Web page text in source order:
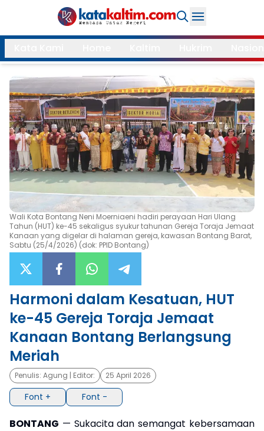
Daerah
Kukar
Samarinda
Bontang
Balikpapan
Kubar
Kutim
PPU
Mahulu
Paser
Berau
More
Internasional
Feature
Gaya
Hidup
×
Search
Wali Kota Bontang Neni Moerniaeni hadiri perayaan Hari Ulang
Tahun (HUT) ke-45 sekaligus syukur tahunan Gereja Toraja Jemaat
Kanaan yang digelar di halaman gereja, kawasan Bontang Barat,
Sabtu (25/4/2026) (dok: PPID Bontang)
Harmoni dalam Kesatuan, HUT
ke-45 Gereja Toraja Jemaat
Kanaan Bontang Berlangsung
Meriah
Penulis: Agung | Editor: 25 April 2026
Font + Font -
BONTANG — Sukacita dan semangat kebersamaan